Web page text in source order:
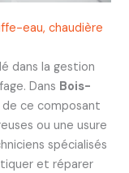
eau, chaudière
dans la gestion
Dans Bois-
ce composant
ou une usure
spécialisés
et réparer